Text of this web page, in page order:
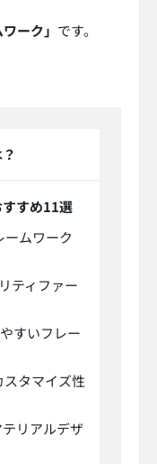
ーク」 です。
すすめ11選
ムワーク
ティファー
すいフレー
タマイズ性
リアルデザ